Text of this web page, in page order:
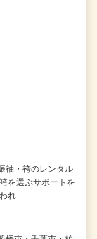
袖・袴のレンタル
を選ぶサポートを
れ…